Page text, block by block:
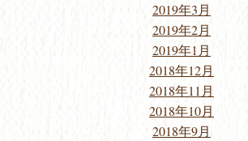
2019年3月
2019年2月
2019年1月
2018年12月
2018年11月
2018年10月
2018年9月